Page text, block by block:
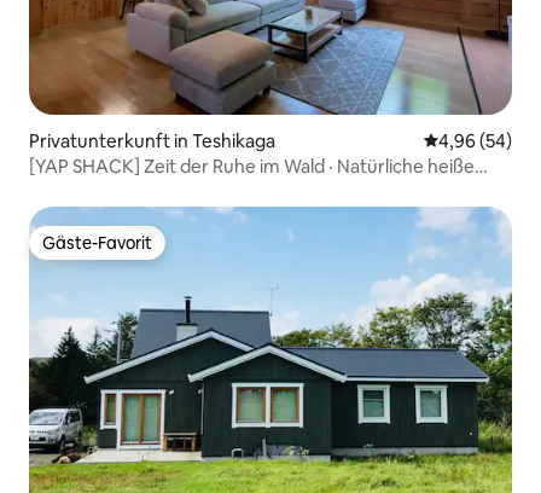
Privatunterkunft in Teshikaga
4,96 (54)
[YAP SHACK] Zeit der Ruhe im Wald · Natürliche heiße
Gäste-Favorit
Gäste-Favorit